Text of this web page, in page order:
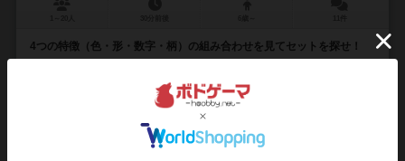
4つの特徴（色・形・数字・柄）の組み合わせを見てセットを探せ！
1057
経験あり お気に入り